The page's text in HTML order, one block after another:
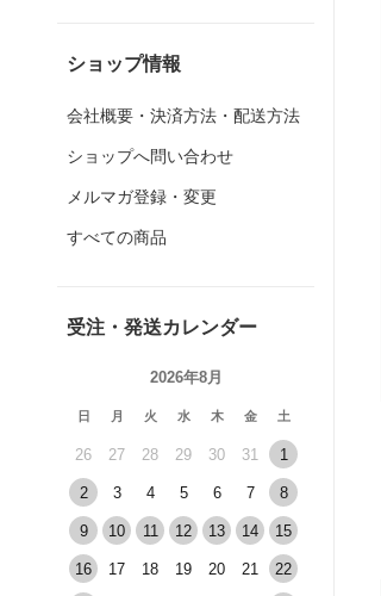
ショップ情報
会社概要・決済方法・配送方法
ショップへ問い合わせ
メルマガ登録・変更
すべての商品
受注・発送カレンダー
2026年8月
日 月 火 水 木 金 土
26 27 28 29 30 31 1
2 3 4 5 6 7 8
9 10 11 12 13 14 15
16 17 18 19 20 21 22